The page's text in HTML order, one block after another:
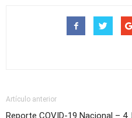
Artículo anterior